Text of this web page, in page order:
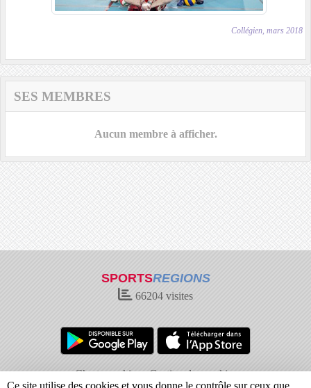
Collégien, mars 2018
SES MEMBRES
Aucun membre à afficher.
SPORTSREGIONS
66204 visites
Charte cookies
Gestion des cookies
Ce site utilise des cookies et vous donne le contrôle sur ceux que